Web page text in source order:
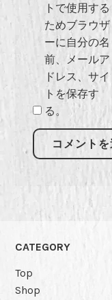
トで使用する
ためブラウザ
ーに自分の名
前、メールア
ドレス、サイ
トを保存す
る。
CATEGORY
Top
Shop